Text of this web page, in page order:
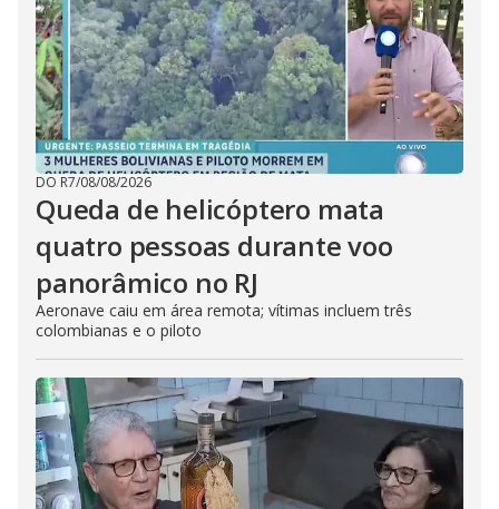
DO R7/08/08/2026
Queda de helicóptero mata
quatro pessoas durante voo
panorâmico no RJ
Aeronave caiu em área remota; vítimas incluem três
colombianas e o piloto